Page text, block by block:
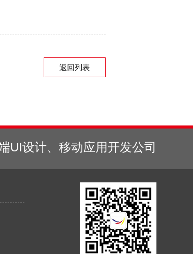
返回列表
UI设计、移动应用开发公司